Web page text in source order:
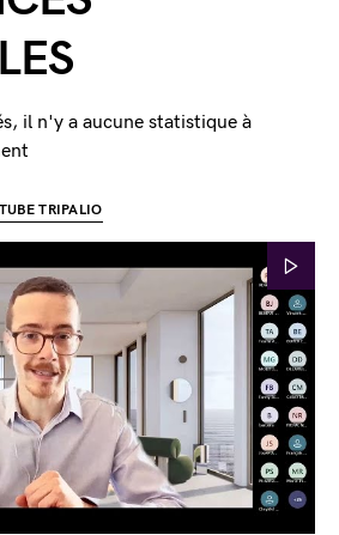
il n'y a aucune statistique à
TRIPALIO